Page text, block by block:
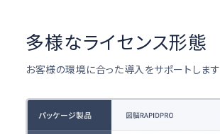
多様なライセンス形態
お客様の環境に合った導入をサポートします